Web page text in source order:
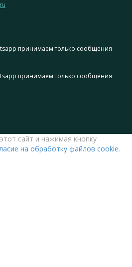
принимаем только сообщения
принимаем только сообщения
сайт и нажимая кнопку
на обработку файлов cookie.